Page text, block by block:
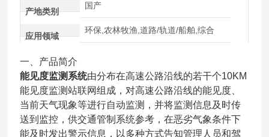
产地类别
国产
应用领域
环保,农林牧渔,道路/轨道/船舶,综合
一、产品简介
能见度监测系统由分布在高速公路沿线的若干个10KM
能见度监测站联网组成，对高速公路沿线的能见度、
当前天气现象等进行自动监测，并将监测信息及时传
送到监控，供交通管制系统参考，在恶劣气象条件下
能及时发出警示信息，以多种方式告知管理人员和驾